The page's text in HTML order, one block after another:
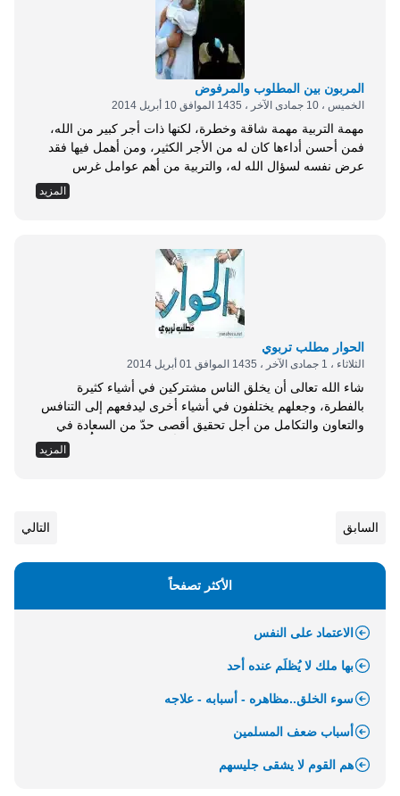
المربون بين المطلوب والمرفوض
الخميس ، 10 جمادى الآخر ، 1435 الموافق 10 أبريل 2014
مهمة التربية مهمة شاقة وخطرة، لكنها ذات أجر كبير من الله،
فمن أحسن أداءها كان له من الأجر الكثير، ومن أهمل فيها فقد
عرض نفسه لسؤال الله له، والتربية من أهم عوامل غرس
سبحانه، وكذلك أيضًا لمن يريد أن تكون له مكانته السامقة بين
المزيد
الحوار مطلب تربوي
الثلاثاء ، 1 جمادى الآخر ، 1435 الموافق 01 أبريل 2014
شاء الله تعالى أن يخلق الناس مشتركين في أشياء كثيرة
بالفطرة، وجعلهم يختلفون في أشياء أخرى ليدفعهم إلى التنافس
والتعاون والتكامل من أجل تحقيق أقصى حدّ من السعادة في
الدنيا والآخرة. قال تعالى: { وَلَوْ شَاءَ رَبُّكَ لَجَعَلَ النَّاسَ أُمَّةً وَاحِدَةً
وَلَا يَزَالُونَ مُخْتَلِفِينَ (118) إِلَّا مَنْ رَحِمَ رَبُّكَ وَلِذَلِكَ خَلَقَهُمْ } [هود:
المزيد
السابق التالي
الأكثر تصفحاً
الاعتماد على النفس
بها ملك لا يُظلَم عنده أحد
سوء الخلق..مظاهره - أسبابه - علاجه
أسباب ضعف المسلمين
هم القوم لا يشقى جليسهم